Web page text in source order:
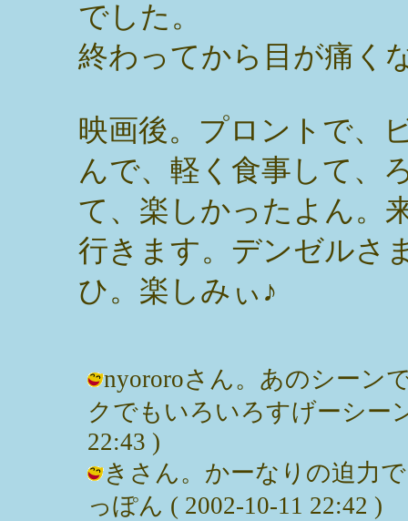
でした。
終わってから目が痛く
映画後。プロントで、
んで、軽く食事して、
て、楽しかったよん。
行きます。デンゼルさ
ひ。楽しみぃ♪
nyororoさん。あのシーン
クでもいろいろすげーシー
22:43 )
きさん。かーなりの迫力
っぽん ( 2002-10-11 22:42 )